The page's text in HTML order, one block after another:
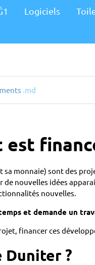
Logiciels
.md
est
sa monnaie) sont des
de nouvelles idées
nouvelles.
et demande un
financer ces
Duniter ?